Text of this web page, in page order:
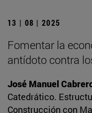
13 | 08 | 2025
Fomentar la
antídoto contra
José Manuel
Catedrático.
Construcción con